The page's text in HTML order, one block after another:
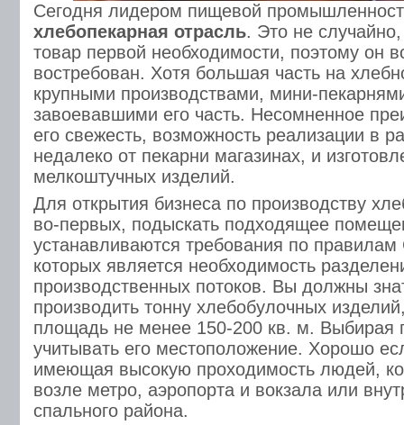
Сегодня лидером пищевой
хлебопекарная отрасль. Это не случайно,
товар первой необходимости, поэтому он
востребован. Хотя большая часть на
крупными производствами, мини-
завоевавшими его часть. Несомненное
его свежесть, возможность реализации в
недалеко от пекарни магазинах, и
мелкоштучных изделий.
Для открытия бизнеса по производству
во-первых, подыскать подходящее
устанавливаются требования по
которых является необходимость
производственных потоков. Вы должны
производить тонну хлебобулочных
площадь не менее 150-200 кв. м.
учитывать его местоположение. Хорошо
имеющая высокую проходимость людей,
возле метро, аэропорта и вокзала или
спального района.